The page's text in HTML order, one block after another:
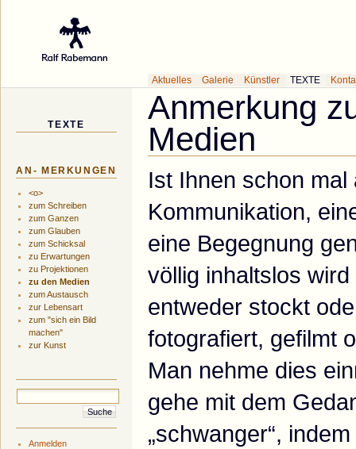
Aktuelles Galerie Künstler TEXTE
TEXTE
AN- MERKUNGEN
<o>
zum Schreiben
zum Ganzen
zum Glauben
zum Schicksal
zu Erwartungen
zu Projektionen
zu den Medien
zum Austausch
zur Lebensart
zum "sich ein Bild
machen"
zur Kunst
Anmelden
Anmerkung
Medien
Ist Ihnen schon
Kommunikation,
eine Begegnung
völlig inhaltslos
entweder stockt
fotografiert, gefilmt
Man nehme dies
gehe mit dem
„schwanger“,